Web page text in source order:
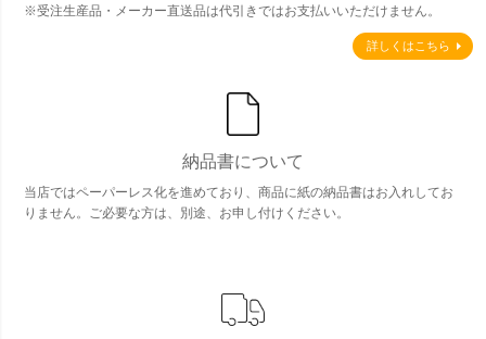
※受注生産品・メーカー直送品は代引きではお支払いいただけません。
詳しくはこちら
納品書について
当店ではペーパーレス化を進めており、商品に紙の納品書はお入れしてお
りません。ご必要な方は、別途、お申し付けください。